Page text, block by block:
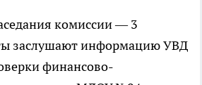
комиссии — 3
заслушают информацию УВД
финансово-